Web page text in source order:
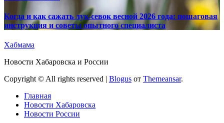
Когда и как сажать лук-севок весной 2026 года: пошаговая
инструкция и советы опытного специалиста
Хабмама
Новости Хабаровска и России
Copyright © All rights reserved | Blogus от Themeansar.
Главная
Новости Хабаровска
Новости России